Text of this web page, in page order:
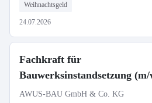
Weihnachtsgeld
24.07.2026
Fachkraft für
Bauwerksinstandsetzung
AWUS-BAU GmbH & Co. KG